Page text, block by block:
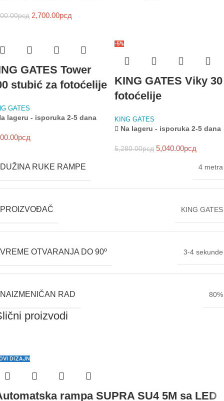
рсд 2,700.00рсд
GATES Tower
stubić za fotoćelije
GATES
lageru - isporuka 2-5 dana
рсд
-5%
KING GATES Viky 30
fotoćelije
KING GATES
Na lageru - isporuka 2-5 dana
5,280.00рсд 5,040.00рсд
DUŽINA RUKE RAMPE 4 metra
PROIZVOĐAČ KING GATES
VREME OTVARANJA DO 90º 3-4 sekunde
NAIZMENIČAN RAD 80%
proizvodi
DIZAJN
rampa SUPRA SU4 5M sa LED